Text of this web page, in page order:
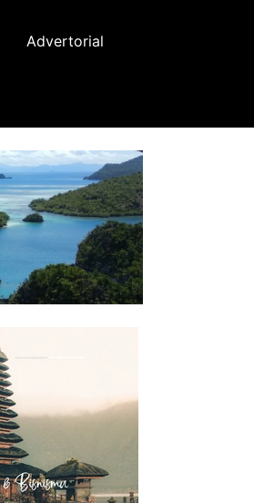
Advertorial